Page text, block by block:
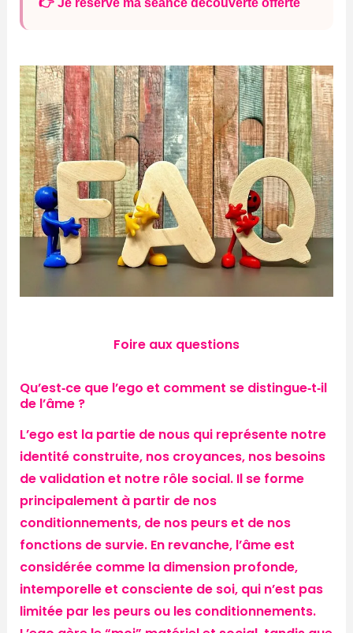
Foire aux questions
Qu’est‑ce que l’ego et comment se distingue‑t‑il
de l’âme ?
L’ego est la partie de nous qui représente notre
identité construite, nos croyances, nos besoins
de validation et notre rôle social. Il se forme
principalement à partir de nos
conditionnements, de nos peurs et de nos
fonctions de survie. En revanche, l’âme est
considérée comme la dimension profonde,
intemporelle et consciente de soi, qui n’est pas
limitée par les peurs ou les conditionnements.